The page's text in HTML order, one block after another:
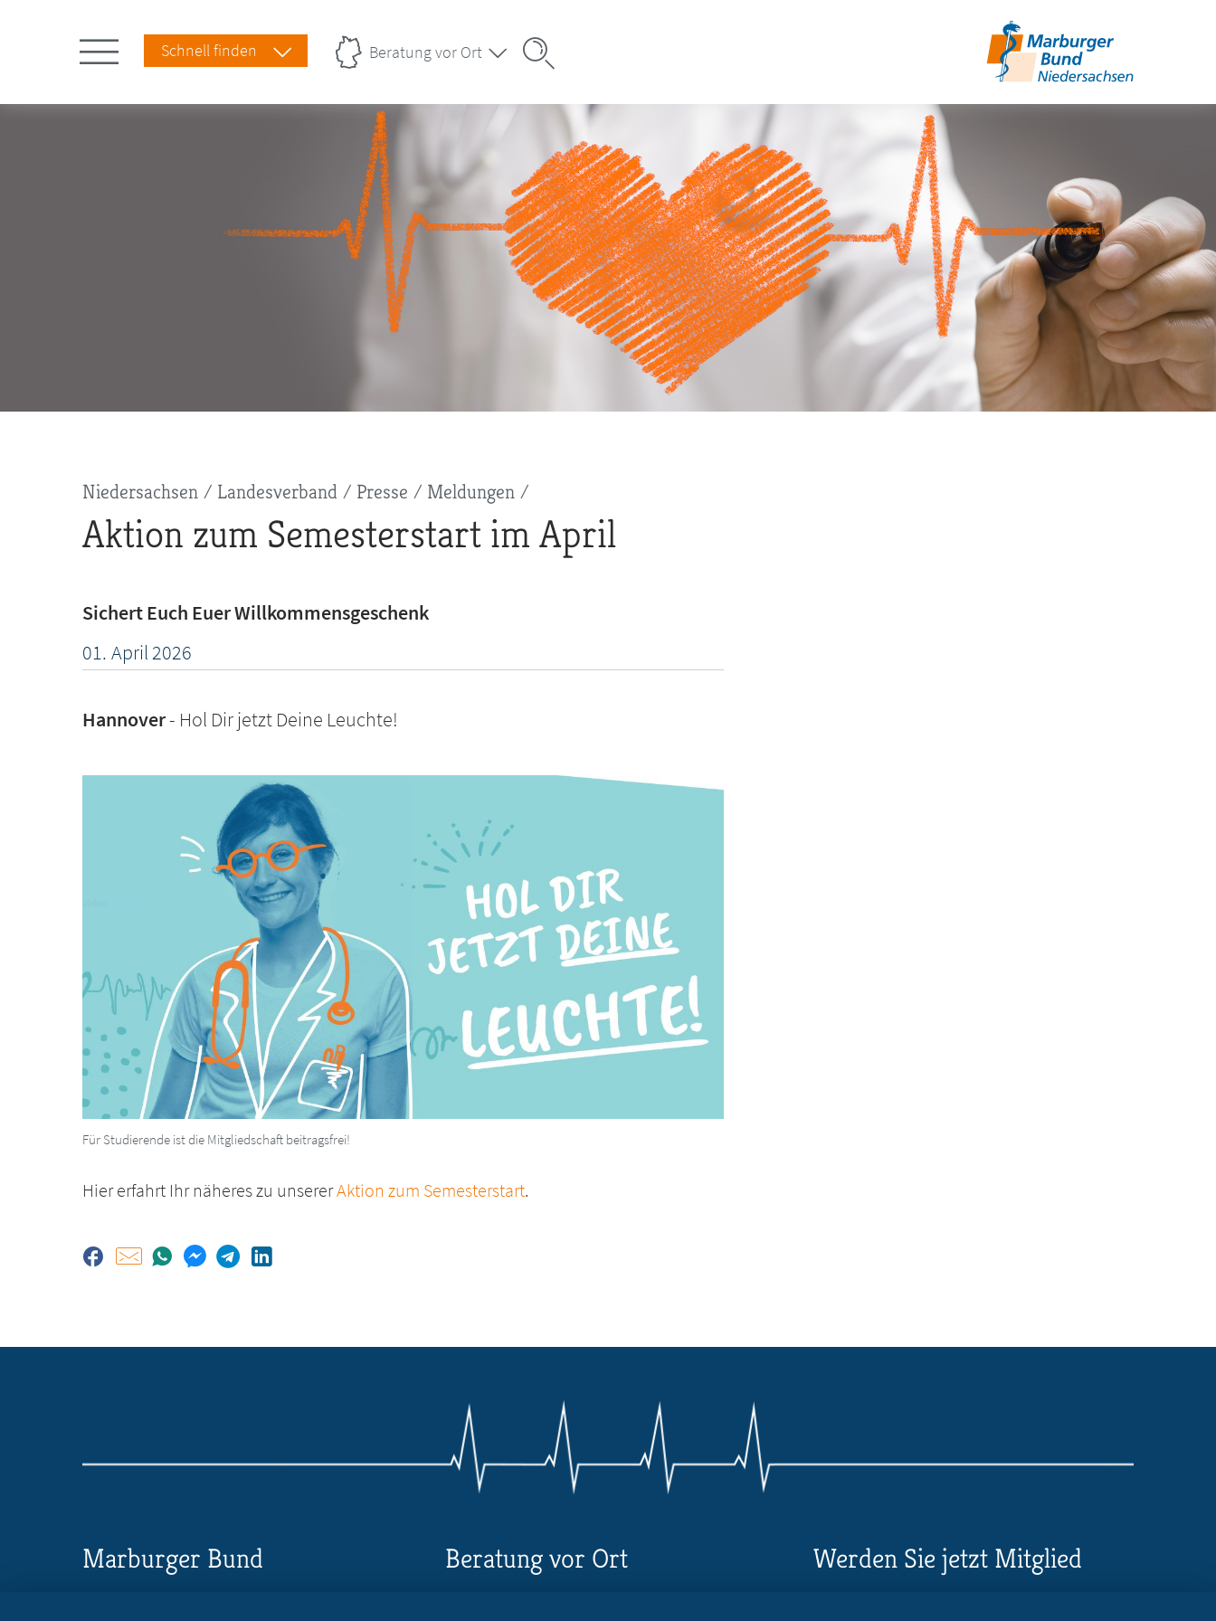
Schnell finden Beratung vor Ort
Pfadnavigation
Niedersachsen Landesverband Presse Meldungen
Aktion zum Semesterstart im April
Sichert Euch Euer Willkommensgeschenk
01. April2026
Hannover Hol Dir jetzt Deine Leuchte!
Für Studierende ist die Mitgliedschaft beitragsfrei!
Hier erfahrt Ihr näheres zu unsererAktion zum Semesterstart.
Marburger Bund Beratung vor Ort Werden Sie jetzt Mitglied